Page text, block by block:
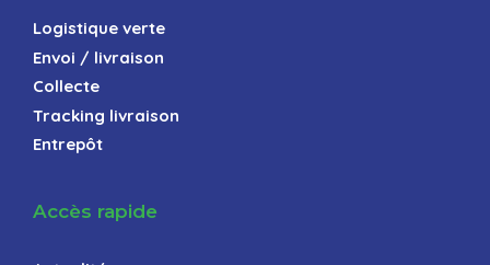
Logistique verte
Envoi / livraison
Collecte
Tracking livraison
Entrepôt
Accès rapide